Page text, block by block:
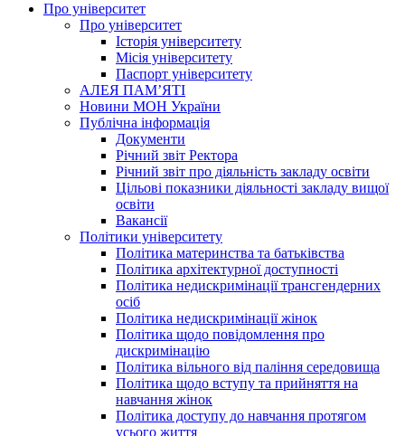
Про університет
Про університет
Історія університету
Місія університету
Паспорт університету
АЛЕЯ ПАМ’ЯТІ
Новини МОН України
Публічна інформація
Документи
Річний звіт Ректора
Річний звіт про діяльність закладу освіти
Цільові показники діяльності закладу вищої
освіти
Вакансії
Політики університету
Політика материнства та батьківства
Політика архітектурної доступності
Політика недискримінації трансгендерних
осіб
Політика недискримінації жінок
Політика щодо повідомлення про
дискримінацію
Політика вільного від паління середовища
Політика щодо вступу та прийняття на
навчання жінок
Політика доступу до навчання протягом
усього життя